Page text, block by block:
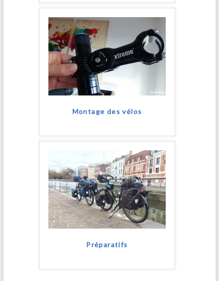
Montage des vélos
Préparatifs